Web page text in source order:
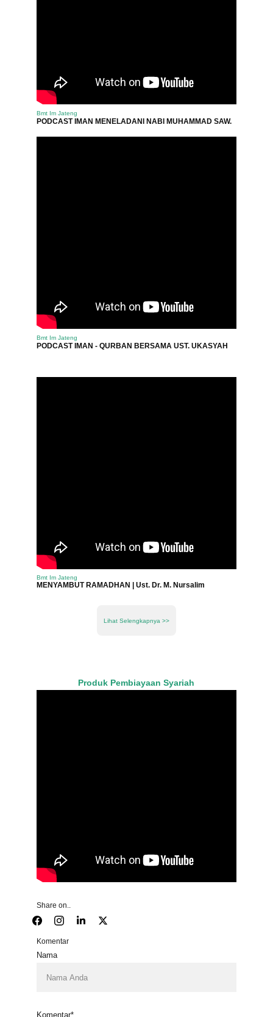
Share on..
Komentar
Nama
Komentar*
Bmt Im Jateng
PODCAST IMAN MENELADANI NABI MUHAMMAD SAW.
Lihat Selengkapnya >>
PODCAST IMAN - QURBAN BERSAMA UST. UKASYAH
Bmt Im Jateng
Bmt Im Jateng
MENYAMBUT RAMADHAN | Ust. Dr. M. Nursalim
Produk Pembiayaan Syariah